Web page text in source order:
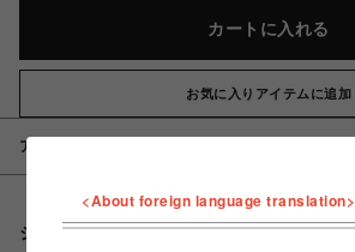
カートに入れる
お気に入りアイテムに追加
アイテム説明 / 素材
シェアする
<About foreign language translation>